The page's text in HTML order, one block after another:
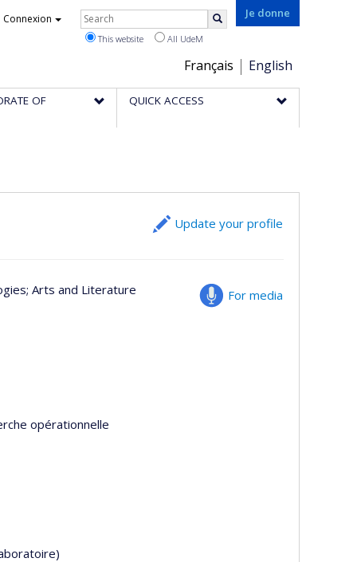
Je donne
Choix
de
la
Français English
Connexion Rechercher
This website All UdeM
OF QUICK ACCESS
Update your profile
For media
; Arts and Literature
opérationnelle